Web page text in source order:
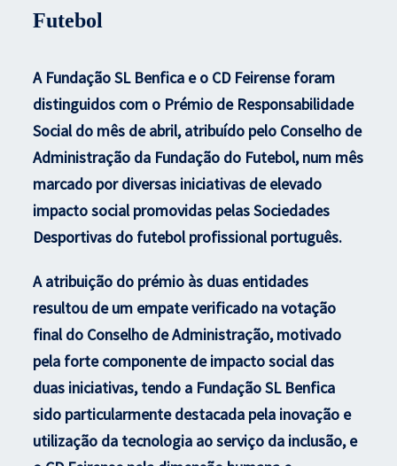
Futebol
A Fundação SL Benfica e o CD Feirense foram
distinguidos com o Prémio de Responsabilidade
Social do mês de abril, atribuído pelo Conselho de
Administração da Fundação do Futebol, num mês
marcado por diversas iniciativas de elevado
impacto social promovidas pelas Sociedades
Desportivas do futebol profissional português.
A atribuição do prémio às duas entidades
resultou de um empate verificado na votação
final do Conselho de Administração, motivado
pela forte componente de impacto social das
duas iniciativas, tendo a Fundação SL Benfica
sido particularmente destacada pela inovação e
utilização da tecnologia ao serviço da inclusão, e